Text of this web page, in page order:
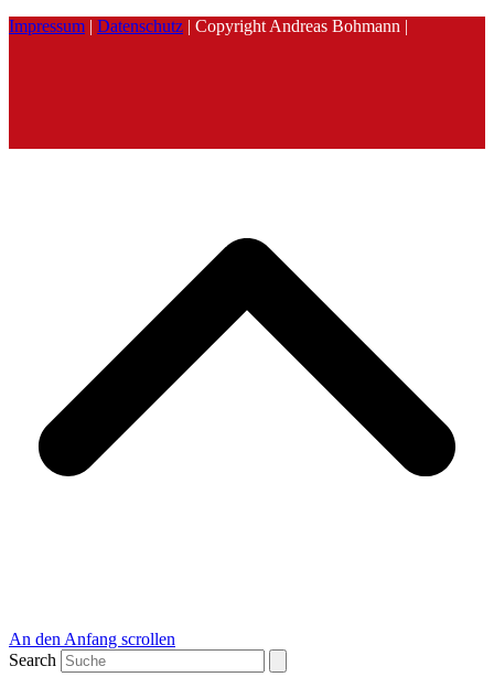
Impressum | Datenschutz | Copyright Andreas Bohmann |
An den Anfang scrollen
Search